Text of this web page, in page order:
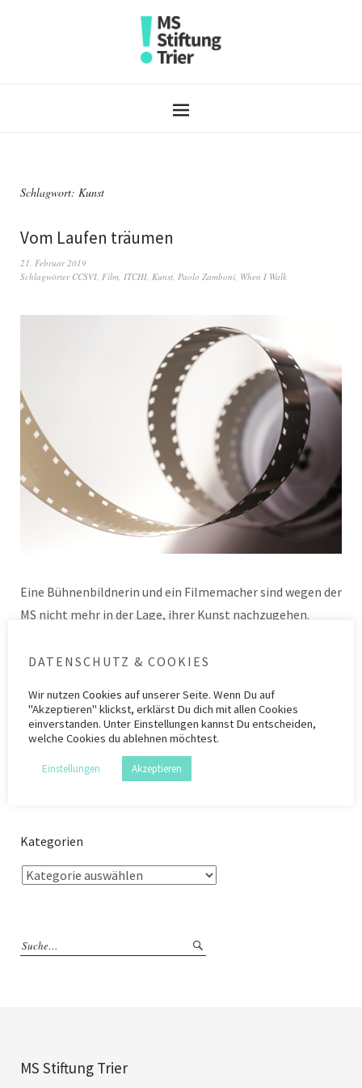
Schlagwort: Kunst
Vom Laufen träumen
21. Februar 2019
Schlagwörter CCSVI Film ITCHI Kunst Paolo Zamboni When I Walk
Eine Bühnenbildnerin und ein Filmemacher sind wegen der
MS nicht mehr in der Lage, ihrer Kunst nachzugehen.
ihnen zeigt dabei jeweils eine der…
KategorieZIMS 6 SchlagwörterCCSVI,Film, ITCHI ,Kunst,Paolo Zamboni
Walk
Kategorien
MS Stiftung Trier
DATENSCHUTZ & COOKIES
Wir nutzen Cookies auf unserer Seite. Wenn Du auf
"Akzeptieren" klickst, erklärst Du dich mit allen Cookies
einverstanden. Unter Einstellungen kannst Du entscheiden,
welche Cookies du ablehnen möchtest.
Einstellungen Akzeptieren